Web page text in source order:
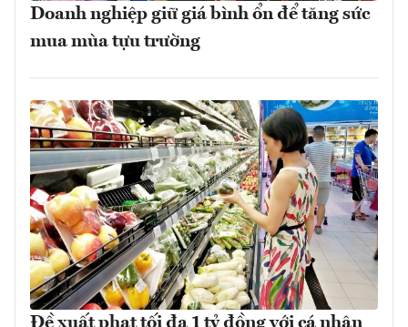
Doanh nghiệp giữ giá bình ổn để tăng sức
mua mùa tựu trường
Đề xuất phạt tối đa 1 tỷ đồng với cá nhân